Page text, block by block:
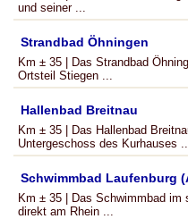
und seiner ...
Strandbad Öhningen
Km ± 35 | Das Strandbad
Ortsteil Stiegen ...
Hallenbad Breitnau
Km ± 35 | Das Hallenbad
Untergeschoss des Kurhauses
Schwimmbad Laufenburg
Km ± 35 | Das Schwimmbad im
direkt am Rhein ...